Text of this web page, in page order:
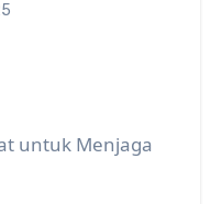
untuk Menjaga